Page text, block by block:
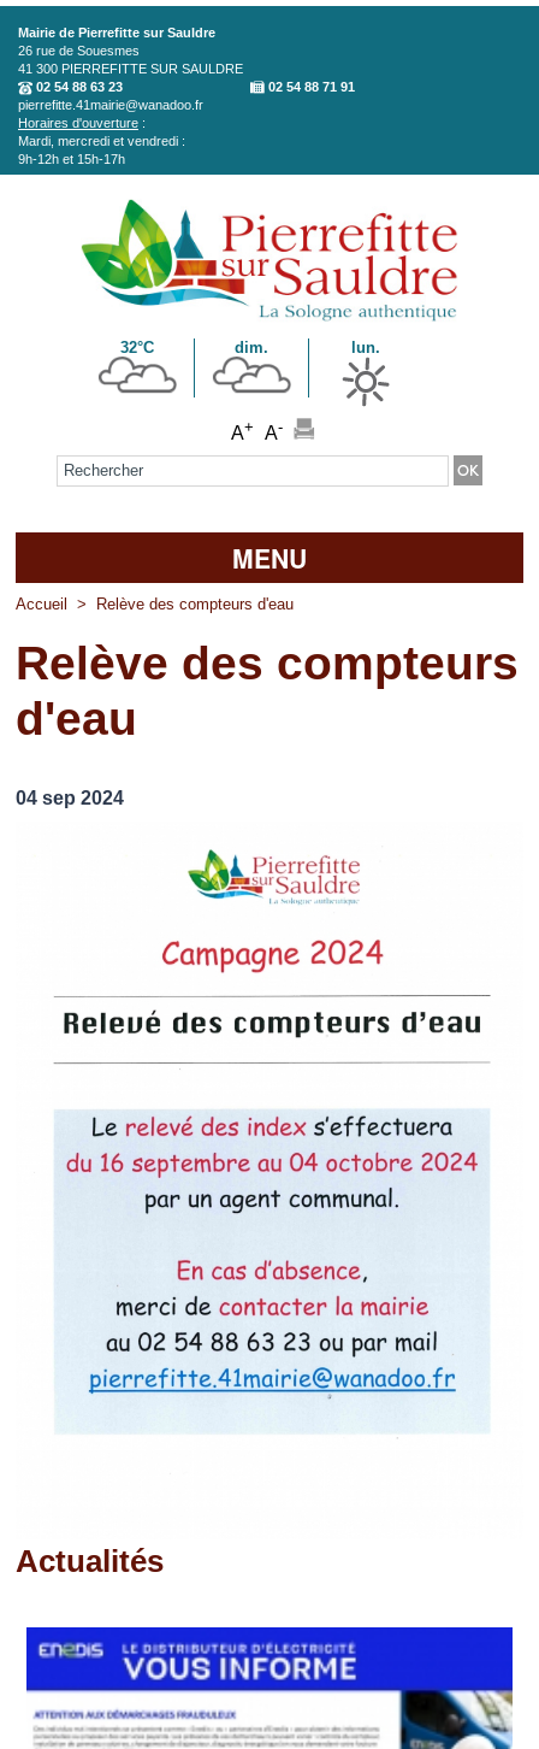
Aller au contenu principal
Mairie de Pierrefitte sur Sauldre
26 rue de Souesmes
41 300 PIERREFITTE SUR SAULDRE
02 54 88 63 23
02 54 88 71 91
pierrefitte.41mairie@wanadoo.fr
Horaires d'ouverture :
Mardi, mercredi et vendredi :
9h-12h et 15h-17h
32°C dim. lun.
A+ A-
Formulaire de recherche
MENU
Accueil
La mairie
Découvrir Pierrefitte
Vos professionnels
Accueil > Relève des compteurs d'eau
Relève des compteurs
d'eau
04 sep 2024
Actualités
Pages